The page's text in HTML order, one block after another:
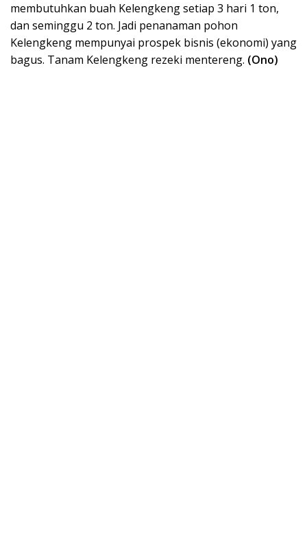
membutuhkan buah Kelengkeng setiap 3 hari 1 ton,
dan seminggu 2 ton. Jadi penanaman pohon
Kelengkeng mempunyai prospek bisnis (ekonomi) yang
bagus. Tanam Kelengkeng rezeki mentereng. (Ono)